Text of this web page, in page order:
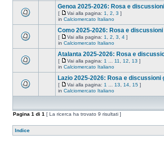
Genoa 2025-2026: Rosa e
[ Vai alla pagina: 1 2 3 ]
in Calciomercato Italiano
Como 2025-2026: Rosa e
[ Vai alla pagina: 1 2 3 4 ]
in Calciomercato Italiano
Atalanta 2025-2026: Rosa e
[ Vai alla pagina: 1 11 12 13 ]
in Calciomercato Italiano
Lazio 2025-2026: Rosa e discussioni
[ Vai alla pagina: 1 13 14 15 ]
in Calciomercato Italiano
Pagina 1 di 1 [ La ricerca ha trovato 9 risultati ]
Indice